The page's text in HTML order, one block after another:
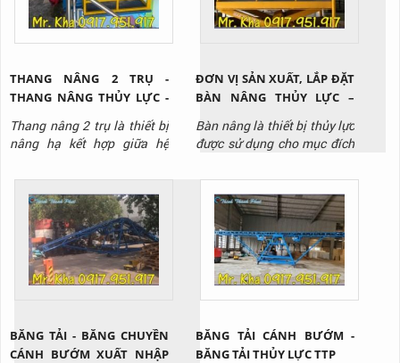
THANG NÂNG 2 TRỤ -
THANG NÂNG THỦY LỰC -
THANG NÂNG CÔNG
NGHIỆP
Thang nâng 2 trụ là thiết bị
nâng hạ kết hợp giữa hệ
cáp kéo để nâng hạ hàng
hóa, trang thiết bị lên cao
tại nhà máy, kho bãi, công
trình xây dựng,...
ĐƠN VỊ SẢN XUẤT, LẮP ĐẶT
BÀN NÂNG THỦY LỰC –
BÀN NÂNG HÀNG VIỆT
NAM
Bàn nâng là thiết bị thủy lực
được sử dụng cho mục đích
nhà kho, phân xưởng. Bàn
nâng được thiết kế đa dạng
với nhiều loại tải trọng,
chiều cao nâng để phù hợp
với nhiều mục đích sử dụng
khác nhau.
BĂNG TẢI - BĂNG CHUYỀN
CÁNH BƯỚM XUẤT NHẬP
BĂNG TẢI CÁNH BƯỚM -
BĂNG TẢI THỦY LỰC TTP